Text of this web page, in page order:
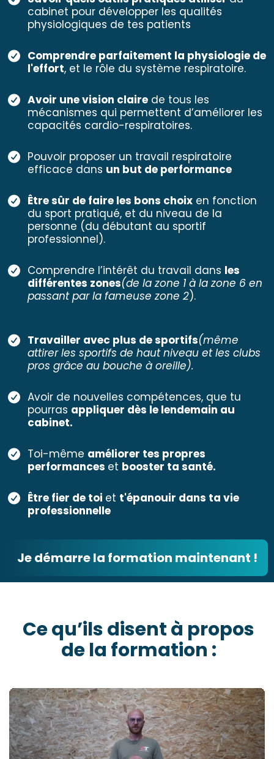
cabinet pour développer les qualités
physiologiques de tes patients
Comprendre parfaitement la physiologie de
l'effort, et le rôle du système respiratoire.
Avoir une vision claire de tous les
mécanismes qui permettent d’améliorer les
capacités cardio-respiratoires.
Pouvoir proposer un travail respiratoire
efficace dans un but de performance
Être sûr de faire les bons choix en fonction
du sport pratiqué, et du niveau de la
personne (du débutant au sportif
professionnel).
Comprendre l’intérêt du travail dans les
différentes zones(de la zone 1 à la zone 6 en
passant par la fameuse zone 2).
Travailler avec plus de sportifs(même
attirer les sportifs de haut niveau et les clubs
pros grâce au bouche à oreille).
Avoir de nouvelles compétences, que tu
pourras appliquer dès le lendemain au
cabinet.
Toi-même améliorer tes propres
performances et booster ta santé.
Être fier de toi et t'épanouir dans ta vie
professionnelle
Je démarre la formation maintenant !
Ce qu’ils disent à propos
de la formation :